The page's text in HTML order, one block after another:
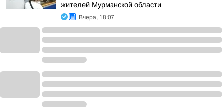
жителей Мурманской области
Вчера, 18:07